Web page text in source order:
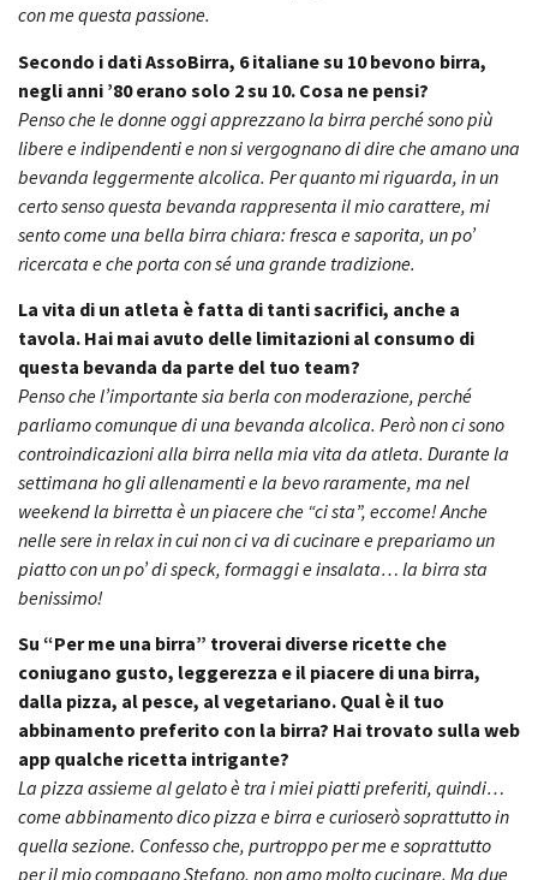
con me questa passione.
Secondo i dati AssoBirra, 6 italiane su 10 bevono birra,
negli anni ’80 erano solo 2 su 10. Cosa ne pensi?
Penso che le donne oggi apprezzano la birra perché sono più
libere e indipendenti e non si vergognano di dire che amano una
bevanda leggermente alcolica. Per quanto mi riguarda, in un
certo senso questa bevanda rappresenta il mio carattere, mi
sento come una bella birra chiara: fresca e saporita, un po’
ricercata e che porta con sé una grande tradizione.
La vita di un atleta è fatta di tanti sacrifici, anche a
tavola. Hai mai avuto delle limitazioni al consumo di
questa bevanda da parte del tuo team?
Penso che l’importante sia berla con moderazione, perché
parliamo comunque di una bevanda alcolica. Però non ci sono
controindicazioni alla birra nella mia vita da atleta. Durante la
settimana ho gli allenamenti e la bevo raramente, ma nel
weekend la birretta è un piacere che “ci sta”, eccome!Anche
nelle sere in relax in cui non ci va di cucinare e prepariamo un
piatto con un po’ di speck, formaggi e insalata… la birra sta
benissimo!
Su “Per me una birra” troverai diverse ricette che
coniugano gusto, leggerezza e il piacere di una birra,
dalla pizza, al pesce, al vegetariano. Qual è il tuo
abbinamento preferito con la birra? Hai trovato sulla web
app qualche ricetta intrigante?
La pizza assieme al gelato è tra i miei piatti preferiti, quindi…
come abbinamento dico pizza e birra e curioserò soprattutto in
quella sezione. Confesso che, purtroppo per me e soprattutto
per il mio compagno Stefano, non amo molto cucinare. Ma due